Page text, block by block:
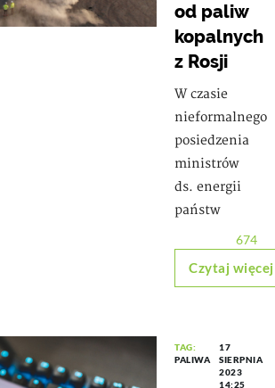
od paliw
kopalnych
z Rosji
W czasie
nieformalnego
posiedzenia
ministrów
ds. energii
państw
674
Czytaj więcej
TAG:
PALIWA
17
SIERPNIA
2023
14:25